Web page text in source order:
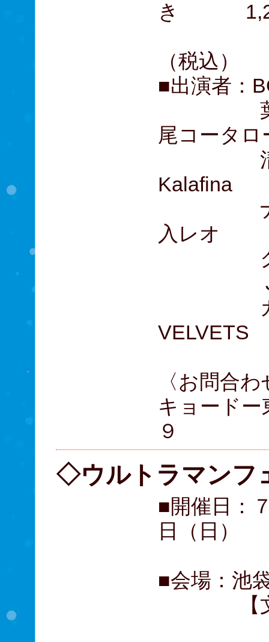
き
（税込）
■出演者：
葉加瀬
尾コータロ
清木
Kalafina
ナオト
入レオ
クリ
カサ
VELVETS
〈お問合
キョード
９
◇ウルトラマンフ
■開催日：
日（日）
■会場：池
【文化